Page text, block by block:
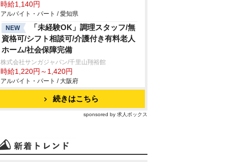
時給1,140円
アルバイト・パート / 愛知県
NEW
「未経験OK」調理スタッフ/無
資格可/シフト相談可/介護付き有料老人
ホーム/社会保障完備
株式会社サンガジャパン/千里山翔裕館
時給1,220円～1,420円
アルバイト・パート / 大阪府
続きはこちら
sponsored by 求人ボックス